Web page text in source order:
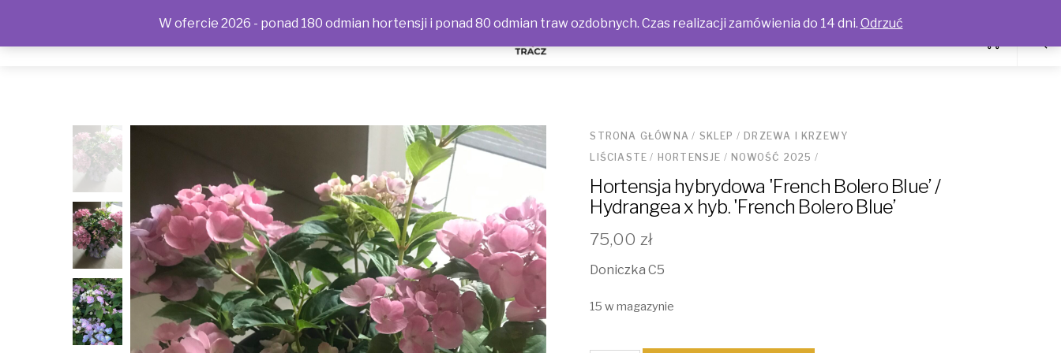
STRONA GŁÓWNA / SKLEP / DRZEWA I KRZEWY
LIŚCIASTE / HORTENSJE / NOWOŚĆ 2025 /
Hortensja hybrydowa 'French Bolero Blue’ /
Hydrangea x hyb. 'French Bolero Blue’
75,00 zł
Doniczka C5
15 w magazynie
W ofercie 2026 - ponad 180 odmian hortensji i ponad 80 odmian traw ozdobnych. Czas realizacji zamówienia do 14 dni. Odrzuć